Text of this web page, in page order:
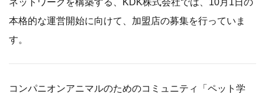
本格的な運営開始に向けて、加盟店の募集を行っていま
す。
コンパニオンアニマルのためのコミュニティ「ペット学